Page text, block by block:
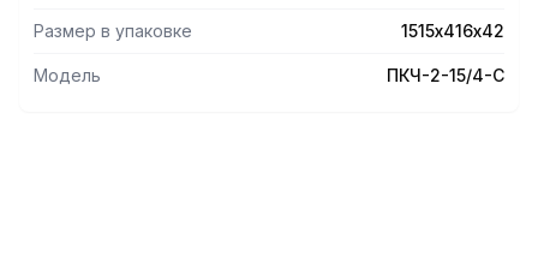
Размер в упаковке 1515х416х42
Модель ПКЧ-2-15/4-С